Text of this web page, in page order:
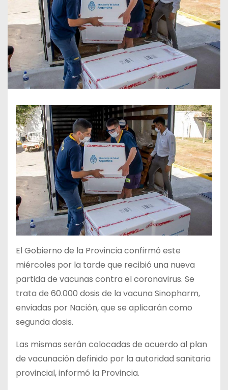
El Gobierno de la Provincia confirmó este
miércoles por la tarde que recibió una nueva
partida de vacunas contra el coronavirus. Se
trata de 60.000 dosis de la vacuna Sinopharm,
enviadas por Nación, que se aplicarán como
segunda dosis.
Las mismas serán colocadas de acuerdo al plan
de vacunación definido por la autoridad sanitaria
provincial, informó la Provincia.